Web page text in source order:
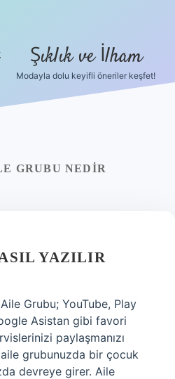
Şıklık ve İlham
Modayla dolu keyifli öneriler keşfet!
GRUBU NEDIR
YAZILIR
Grubu; YouTube, Play
Asistan gibi favori
paylaşmanızı
aile grubunuzda bir çocuk
devreye girer. Aile